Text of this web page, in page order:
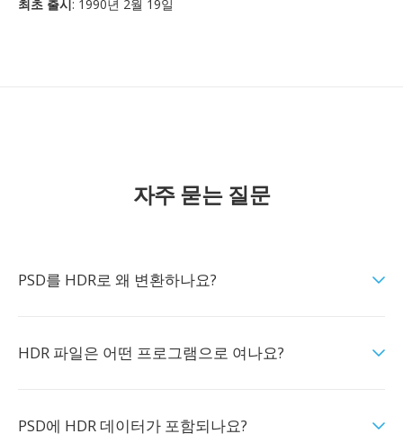
최초 출시 : 1990년 2월 19일
자주 묻는 질문
PSD를 HDR로 왜 변환하나요?
HDR 파일은 어떤 프로그램으로 여나요?
PSD에 HDR 데이터가 포함되나요?